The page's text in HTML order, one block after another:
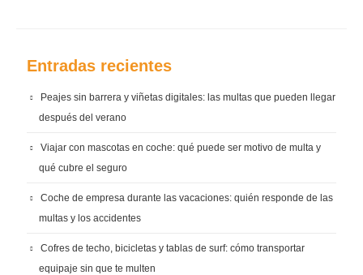
Entradas recientes
Peajes sin barrera y viñetas digitales: las multas que pueden llegar
después del verano
Viajar con mascotas en coche: qué puede ser motivo de multa y
qué cubre el seguro
Coche de empresa durante las vacaciones: quién responde de las
multas y los accidentes
Cofres de techo, bicicletas y tablas de surf: cómo transportar
equipaje sin que te multen